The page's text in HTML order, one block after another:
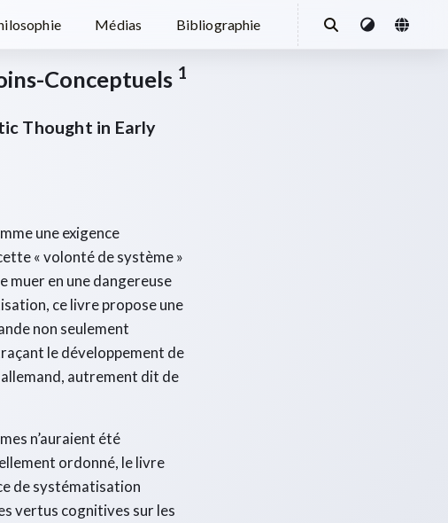
Médias Bibliographie
Conceptuels 1
Thought in Early
une exigence
« volonté de système »
muer en une dangereuse
ce livre propose une
non seulement
le développement de
allemand, autrement dit de
n’auraient été
ordonné, le livre
de systématisation
vertus cognitives sur les